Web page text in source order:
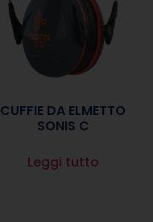
CUFFIE DA ELMETTO
SONIS C
Leggi tutto